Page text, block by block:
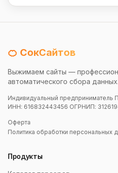
🍊 СокСайтов
Выжимаем сайты —
автоматического сбора данных.
Индивидуальный предприниматель
ИНН: 616832443456 ОГРНИП:
Оферта
Политика обработки персональных
Продукты